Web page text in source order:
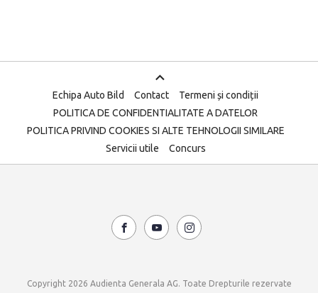
Echipa Auto Bild Contact
Termeni și condiții
POLITICA DE CONFIDENTIALITATE A DATELOR
POLITICA PRIVIND COOKIES SI ALTE TEHNOLOGII SIMILARE
Servicii utile
Concurs
Copyright 2026 Audienta Generala AG. Toate Drepturile rezervate